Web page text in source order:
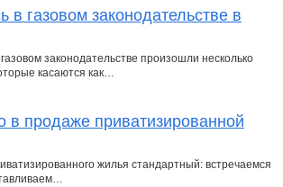
в газовом законодательстве в
законодательстве произошли несколько
касаются как…
в продаже приватизированной
жилья стандартный: встречаемся